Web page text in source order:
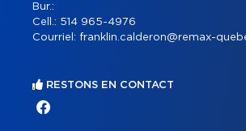
Bur.:
Cell.: 514 965-4976
Courriel: franklin.calderon@remax-
RESTONS EN CONTACT